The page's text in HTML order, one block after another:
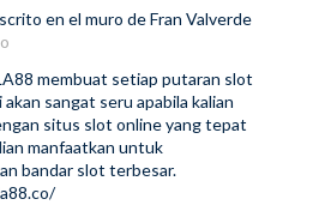
en el muro deFran Valverde
membuat setiap putaran slot
sangat seru apabila kalian
situs slot online yang tepat
manfaatkan untuk
bandar slot terbesar.